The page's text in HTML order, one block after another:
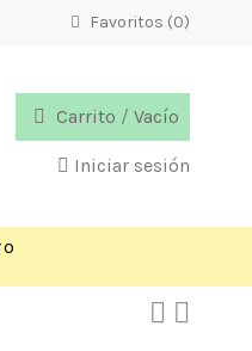
Favoritos (0)
Carrito / Vacío
Iniciar sesión